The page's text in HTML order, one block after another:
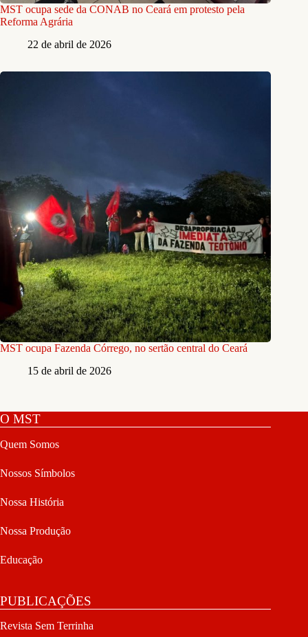
MST ocupa sede da CONAB no Ceará em protesto pela
Reforma Agrária
22 de abril de 2026
MST ocupa Fazenda Córrego, no sertão central do Ceará
15 de abril de 2026
O MST
Quem Somos
Nossos Símbolos
Nossa História
Nossa Produção
Educação
PUBLICAÇÕES
Revista Sem Terrinha